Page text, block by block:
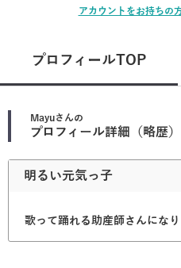
アカウントをお持ちの
プロフィールTOP
Mayuさんの
プロフィール詳細（略歴）
明るい元気っ子
歌って踊れる助産師さんになり